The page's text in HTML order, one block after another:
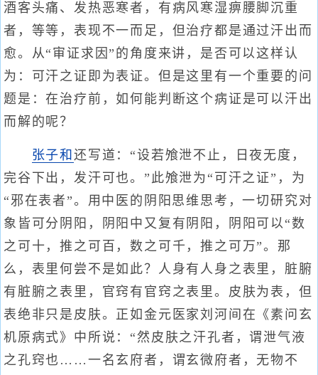
酒客头痛、发热恶寒者，有病风寒湿痹腰脚沉重
者，等等，表现不一而足，但治疗都是通过汗出而
愈。从“审证求因”的角度来讲，是否可以这样认
为：可汗之证即为表证。但是这里有一个重要的问
题是：在治疗前，如何能判断这个病证是可以汗出
而解的呢？
张子和还写道：“设若飧泄不止，日夜无度，
完谷下出，发汗可也。”此飧泄为“可汗之证”，为
“邪在表者”。用中医的阴阳思维思考，一切研究对
象皆可分阴阳，阴阳中又复有阴阳，阴阳可以“数
之可十，推之可百，数之可千，推之可万”。那
么，表里何尝不是如此？人身有人身之表里，脏腑
有脏腑之表里，官窍有官窍之表里。皮肤为表，但
表绝非只是皮肤。正如金元医家刘河间在《素问玄
机原病式》中所说：“然皮肤之汗孔者，谓泄气液
之孔窍也……一名玄府者，谓玄微府者，无物不